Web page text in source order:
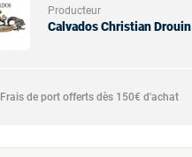
Producteur
Calvados Christian Drouin
Frais de port offerts dès 150€ d'achat